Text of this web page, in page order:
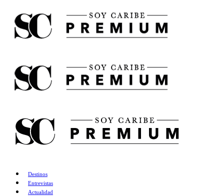
Destinos
Entrevistas
Actualidad